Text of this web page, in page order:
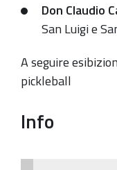
nuovo
parco
in
via
Tasso
Don Claudio
San Luigi e
A seguire
pickleball
Info